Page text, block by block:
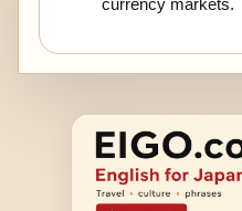
currency markets.